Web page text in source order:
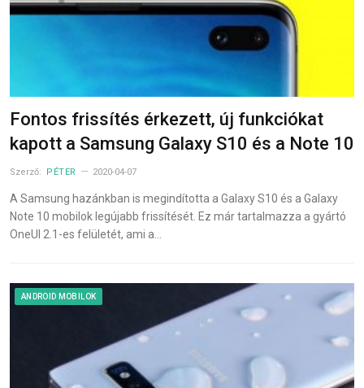
Fontos frissítés érkezett, új funkciókat
kapott a Samsung Galaxy S10 és a Note 10
Szerző: PÉTER 2020-04-07
A Samsung hazánkban is megindította a Galaxy S10 és a Galaxy
Note 10 mobilok legújabb frissítését. Ez már tartalmazza a gyártó
OneUI 2.1-es felületét, ami a…
ANDROID MOBILOK